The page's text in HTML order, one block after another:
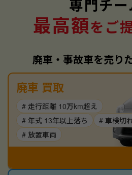
専門チ
最高額をご
廃車・事故車を売り
廃車 買取
# 走行距離 10万km超え
# 年式 13年以上落ち
# 車検切
# 放置車両